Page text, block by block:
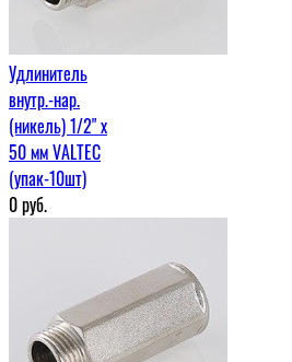
Удлинитель
внутр.-нар.
(никель) 1/2" х
50 мм VALTEC
(упак-10шт)
0руб.